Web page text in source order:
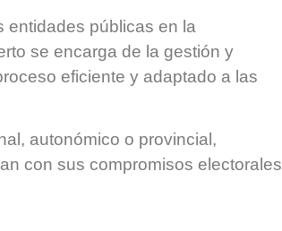
entidades públicas en la
se encarga de la gestión y
eficiente y adaptado a las
autonómico o provincial,
con sus compromisos electorales